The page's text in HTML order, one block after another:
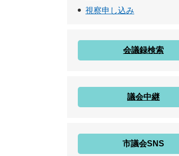
視察申し込み
会議録検索
議会中継
市議会SNS